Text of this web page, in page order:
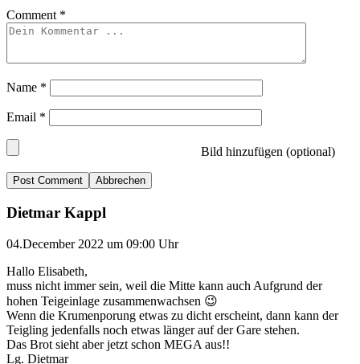
Comment *
Name *
Email *
Bild hinzufügen (optional)
Abbrechen
Dietmar Kappl
04.December 2022 um 09:00 Uhr
Hallo Elisabeth,
muss nicht immer sein, weil die Mitte kann auch Aufgrund der
hohen Teigeinlage zusammenwachsen 😉
Wenn die Krumenporung etwas zu dicht erscheint, dann kann der
Teigling jedenfalls noch etwas länger auf der Gare stehen.
Das Brot sieht aber jetzt schon MEGA aus!!
Lg. Dietmar